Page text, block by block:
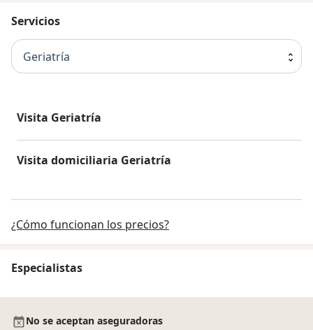
Servicios
Geriatría
Visita Geriatría
Visita domiciliaria Geriatría
¿Cómo funcionan los precios?
Especialistas
No se aceptan aseguradoras